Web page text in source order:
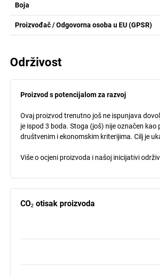
Boja
Proizvođač / Odgovorna osoba u EU (GPSR)
Održivost
Proizvod s potencijalom za razvoj
Ovaj proizvod trenutno još ne ispunjava
je ispod 3 boda. Stoga (još) nije označen
društvenim i ekonomskim kriterijima. Cilj je
Više o ocjeni proizvoda i našoj inicijativi
CO₂ otisak proizvoda